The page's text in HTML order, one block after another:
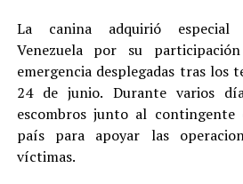
La canina adquirió especial
Venezuela por su
emergencia desplegadas tras los
24 de junio. Durante varios
escombros junto al
país para apoyar las
víctimas.